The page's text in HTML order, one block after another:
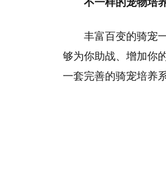
丰富百变的骑宠
够为你助战、增加你
一套完善的骑宠培养系